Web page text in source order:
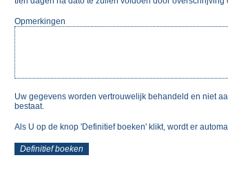
Opmerkingen
Uw gegevens worden vertrouwelijk behandeld en niet
bestaat.
Als U op de knop 'Definitief boeken' klikt, wordt er